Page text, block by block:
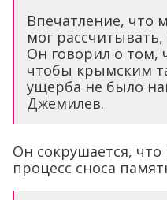
Впечатление, что
мог
Он говорил о том,
чтобы крымским
ущерба не было
Джемилев.
Он сокрушается, что
процесс сноса